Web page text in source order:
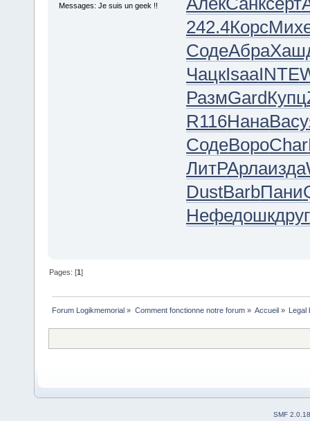
Messages: Je suis un geek !!
242.4Корс
СодеАбра
ЧацкIsaaINTE
РазмGardКупц
R116НанаВасу
СодеВороChar
ЛитРАрлаизда
DustBarbПани
Нефедошкдруг
Pages: [1]
Forum Logikmemorial » Comment fonctionne notre forum» Accueil» Legal
SMF 2.0.18